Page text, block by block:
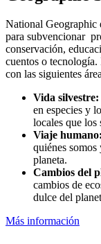
National Geographic
para subvencionar
conservación,
cuentos o
con las siguientes
Vida silvestre:
en especies y
locales que los
Viaje humano:
quiénes somos
planeta.
Cambios del
cambios de
dulce del
Más información